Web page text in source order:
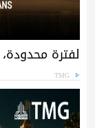
لفترة محدودة، مقدم 1.5%
TMG